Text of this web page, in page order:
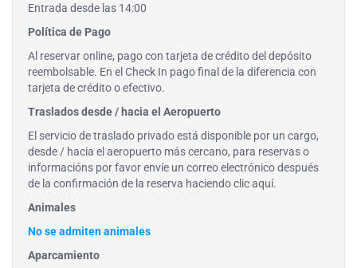
Entrada desde las 14:00
Política de Pago
Al reservar online, pago con tarjeta de crédito del depósito
reembolsable. En el Check In pago final de la diferencia con
tarjeta de crédito o efectivo.
Traslados desde / hacia el Aeropuerto
El servicio de traslado privado está disponible por un cargo,
desde / hacia el aeropuerto más cercano, para reservas o
informacións por favor envíe un correo electrónico después
de la confirmación de la reserva haciendoclic aquí.
Animales
No se admiten animales
Aparcamiento